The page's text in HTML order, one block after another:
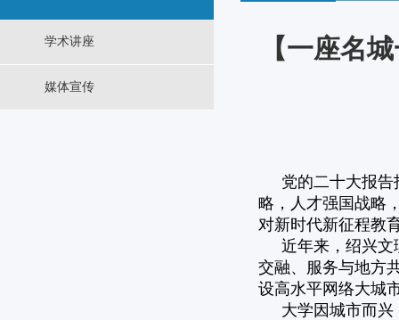
学术讲座
媒体宣传
【一座名
党的二十大报
略，人才强国战略
对新时代新征程教
近年来，绍兴
交融、服务与地方
设高水平网络大城
大学因城市而